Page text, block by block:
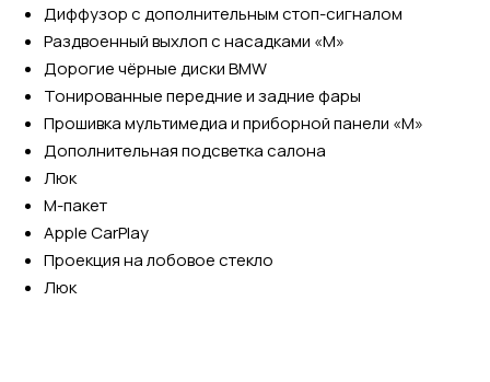
Диффузор с дополнительным стоп-сигналом
Раздвоенный выхлоп с насадками «М»
Дорогие чёрные диски ВМW
Тонированные передние и задние фары
Прошивка мультимедиа и приборной панели «М»
Дополнительная подсветка салона
Люк
М-пакет
Аррlе СаrРlаy
Проекция на лобовое стекло
Люк